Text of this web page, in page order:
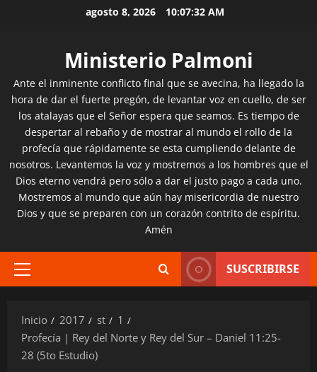
agosto 8, 2026 10:07:34 AM
Ministerio Palmoni
Ante el inminente conflicto final que se avecina, ha llegado la
hora de dar el fuerte pregón, de levantar voz en cuello, de ser
los atalayas que el Señor espera que seamos. Es tiempo de
despertar al rebaño y de mostrar al mundo el rollo de la
profecía que rápidamente se esta cumpliendo delante de
nosotros. Levantemos la voz y mostremos a los hombres que el
Dios eterno vendrá pero sólo a dar el justo pago a cada uno.
Mostremos al mundo que aún hay misericordia de nuestro
Dios y que se preparen con un corazón contrito de espíritu.
Amén
Menú
SUSCRIBIRSE
Inicio 2017 st
1
Profecía | Rey del Norte y Rey del Sur – Daniel 11:25-
28 (5to Estudio)